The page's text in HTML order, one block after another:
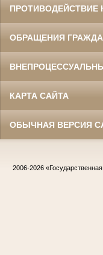
ПРОТИВОДЕЙСТВИЕ
ОБРАЩЕНИЯ
КАРТА САЙТА
ОБЫЧНАЯ ВЕРСИЯ
2006-2026